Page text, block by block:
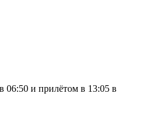
06:50 и прилётом в 13:05 в